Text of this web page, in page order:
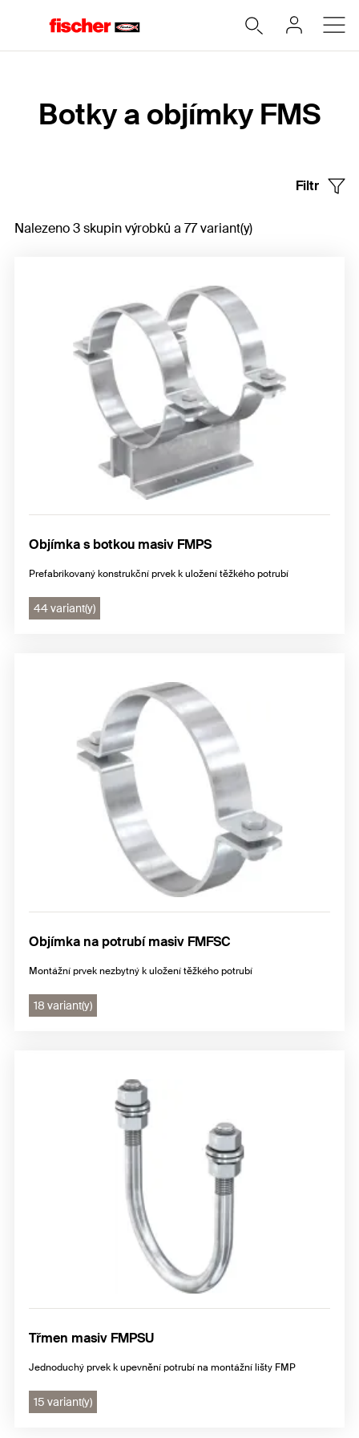
Botky a objímky FMS
Filtr
Nalezeno 3 skupin výrobků a 77 variant(y)
Objímka s botkou masiv FMPS
Prefabrikovaný konstrukční prvek k uložení těžkého potrubí
44 variant(y)
Objímka na potrubí masiv FMFSC
Montážní prvek nezbytný k uložení těžkého potrubí
18 variant(y)
Třmen masiv FMPSU
Jednoduchý prvek k upevnění potrubí na montážní lišty FMP
15 variant(y)